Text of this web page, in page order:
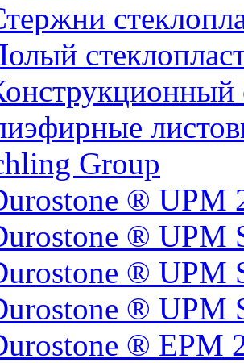
Group
® UPM
® UPM
® UPM
® UPM
® EPM